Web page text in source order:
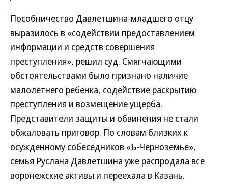
Пособничество Давлетшина-младшего отцу
выразилось в «содействии предоставлением
информации и средств совершения
преступления», решил суд. Смягчающими
обстоятельствами было признано наличие
малолетнего ребенка, содействие раскрытию
преступления и возмещение ущерба.
Представители защиты и обвинения не стали
обжаловать приговор. По словам близких к
осужденному собеседников «Ъ-Черноземье»,
семья Руслана Давлетшина уже распродала все
воронежские активы и переехала в Казань.